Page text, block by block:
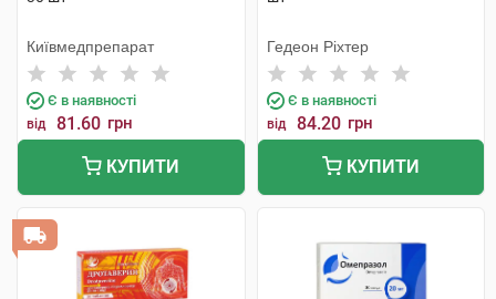
Київмедпрепарат
Є в наявності
від 81.60 грн
КУПИТИ
Гедеон Ріхтер
Є в наявності
від 84.20 грн
КУПИТИ